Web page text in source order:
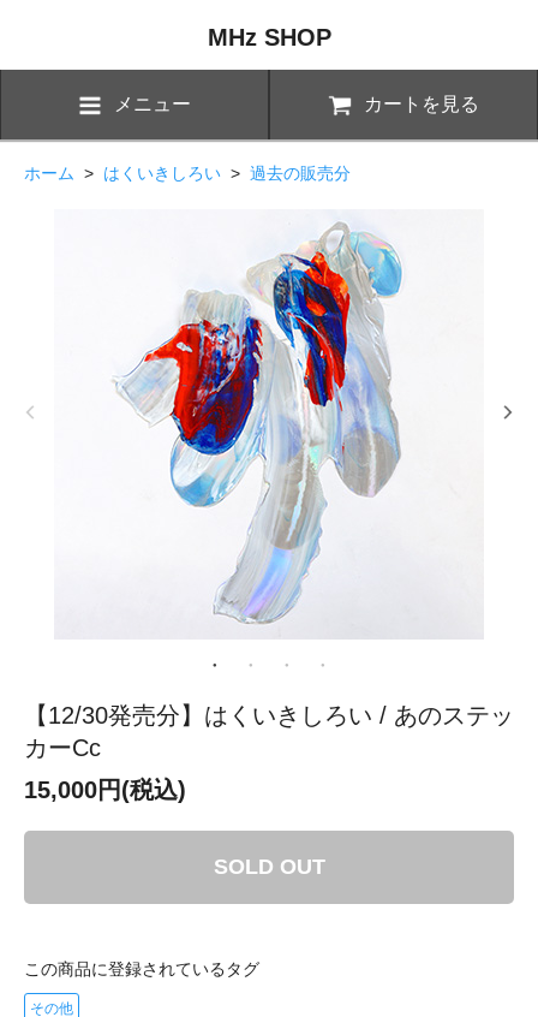
MHz SHOP
メニュー カートを見る
ホーム > はくいきしろい > 過去の販売分
【12/30発売分】はくいきしろい / あのステッ
カーCc
15,000円(税込)
SOLD OUT
この商品に登録されているタグ
その他